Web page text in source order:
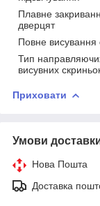
Плавне
дверцят
Повне висування
Тип
висувних
Приховати
Умови
Нова Пошта
Доставка